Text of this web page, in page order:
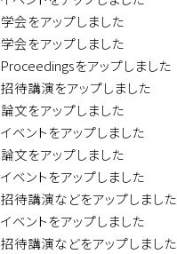
学会をアップしました
学会をアップしました
Proceedingsをアップしました
招待講演をアップしました
論文をアップしました
イベントをアップしました
論文をアップしました
イベントをアップしました
招待講演などをアップしました
イベントをアップしました
招待講演などをアップしました